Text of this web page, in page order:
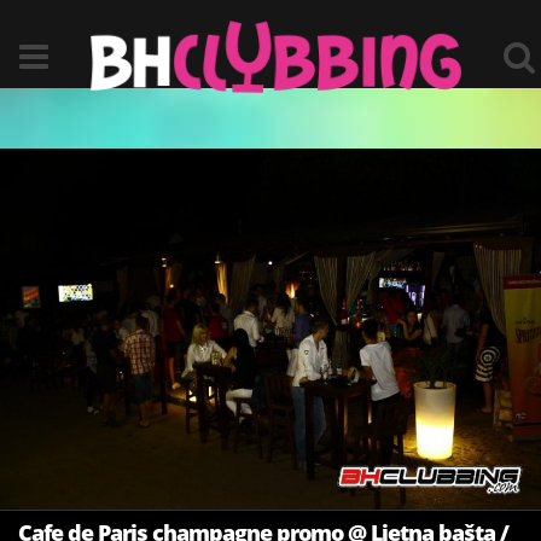
Cafe de Paris champagne promo @ Ljetna bašta /